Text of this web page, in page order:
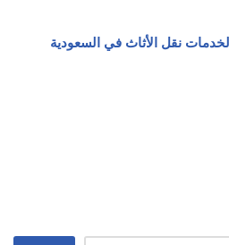
نقل الأثاث في السعودية